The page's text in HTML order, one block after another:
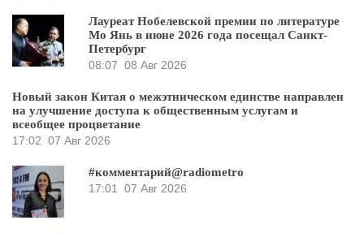
Лауреат Нобелевской премии по литературе
Мо Янь в июне 2026 года посещал Санкт-
Петербург
08:07 08 Авг 2026
Новый закон Китая о межэтническом единстве направлен
на улучшение доступа к общественным услугам и
всеобщее процветание
17:02 07 Авг 2026
#комментарий@radiometro
17:01
07 Авг 2026